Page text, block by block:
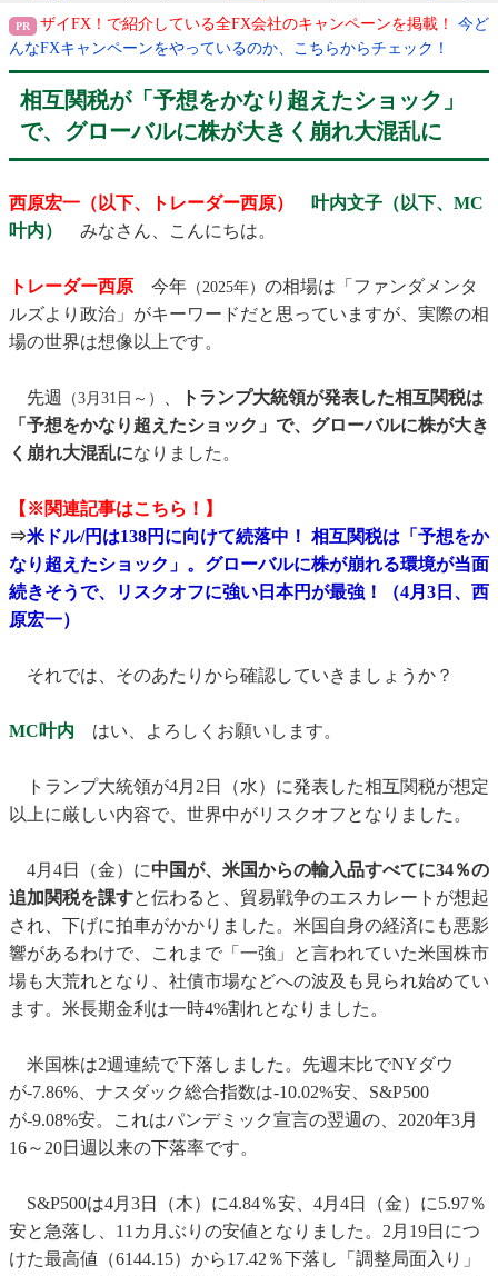
ザイFX！で紹介している全FX会社のキャンペーンを掲載！
今ど
んなFXキャンペーンをやっているのか、こちらからチェック！
相互関税が「予想をかなり超えたショック」
で、グローバルに株が大きく崩れ大混乱に
西原宏一（以下、トレーダー西原）
叶内文子（以下、MC
叶内）
みなさん、こんにちは。
トレーダー西原 今年 （2025年） の相場は「ファンダメンタ
ルズより政治」がキーワードだと思っていますが、実際の相
場の世界は想像以上です。
先週 （3月31日～）
トランプ大統領が発表した相互関税は
「予想をかなり超えたショック」で、グローバルに株が大き
く崩れ大混乱になりました。
【※関連記事はこちら！】
⇒米ドル/円は138円に向けて続落中！ 相互関税は「予想をか
なり超えたショック」。グローバルに株が崩れる環境が当面
続きそうで、リスクオフに強い日本円が最強！（4月3日、西
原宏一）
それでは、そのあたりから確認していきましょうか？
MC叶内 はい、よろしくお願いします。
トランプ大統領が4月2日（水）に発表した相互関税が想定
以上に厳しい内容で、世界中がリスクオフとなりました。
4月4日（金）に中国が、米国からの輸入品すべてに34％の
追加関税を課すと伝わると、貿易戦争のエスカレートが想起
され、下げに拍車がかかりました。米国自身の経済にも悪影
響があるわけで、これまで「一強」と言われていた米国株市
場も大荒れとなり、社債市場などへの波及も見られ始めてい
ます。米長期金利は一時4%割れとなりました。
米国株は2週連続で下落しました。先週末比でNYダウ
が-7.86%、ナスダック総合指数は-10.02%安、S&P500
が-9.08%安。これはパンデミック宣言の翌週の、2020年3月
16～20日週以来の下落率です。
S&P500は4月3日（木）に4.84％安、4月4日（金）に5.97％
安と急落し、11カ月ぶりの安値となりました。2月19日につ
けた最高値（6144.15）から17.42％下落し「調整局面入り」